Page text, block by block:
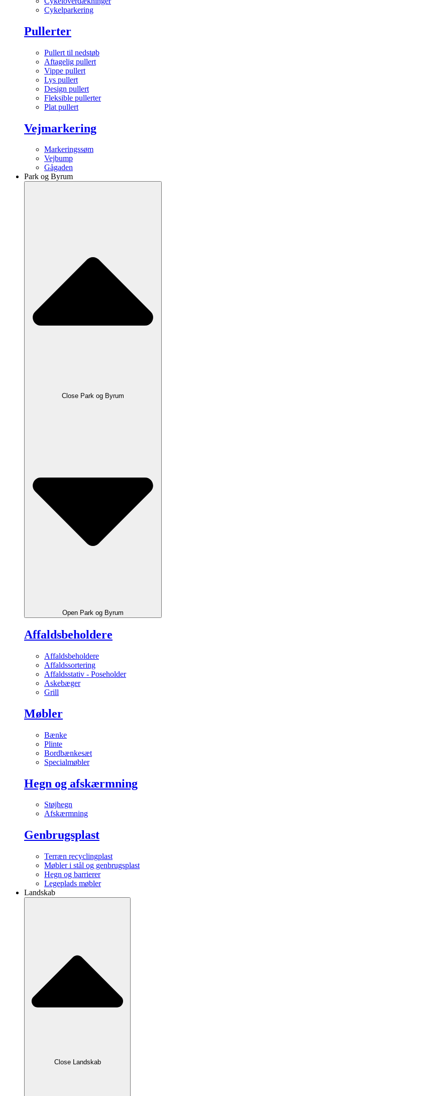
Cykelparkering
Pullerter
Pullert til nedstøb
Aftagelig pullert
Vippe pullert
Lys pullert
Design pullert
Fleksible pullerter
Plat pullert
Vejmarkering
Markeringssøm
Vejbump
Gågaden
Park og Byrum
Close Park og Byrum
Open Park og Byrum
Affaldsbeholdere
Affaldsbeholdere
Affaldssortering
Affaldsstativ - Poseholder
Askebæger
Grill
Møbler
Bænke
Plinte
Bordbænkesæt
Specialmøbler
Hegn og afskærmning
Støjhegn
Afskærmning
Genbrugsplast
Terræn recyclingplast
Møbler i stål og genbrugsplast
Hegn og barrierer
Legeplads møbler
Landskab
Close Landskab